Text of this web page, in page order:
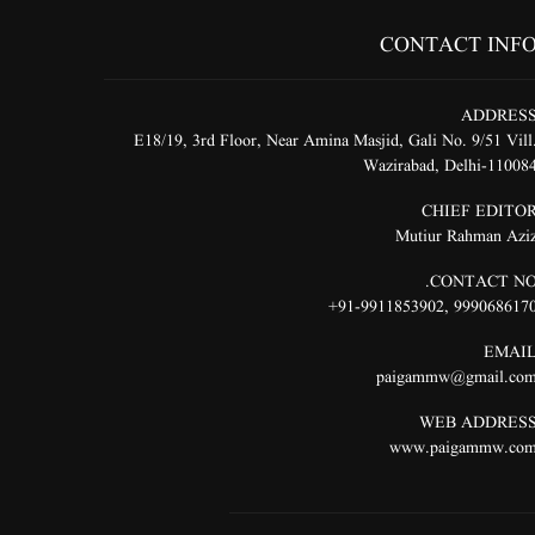
CONTACT
ADDRESS
E18/19, 3rd Floor, Near Amina Masjid, Gali No. 9/51 Vill.
Wazirabad, Delhi-
CHIEF
Mutiur Rahman
CONTACT
,
91-9911853902+
EMAIL
WEB ADDRESS